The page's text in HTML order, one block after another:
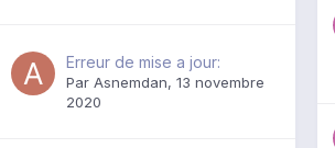
Erreur de mise a jour:
Par Asnemdan, 13 novembre
2020